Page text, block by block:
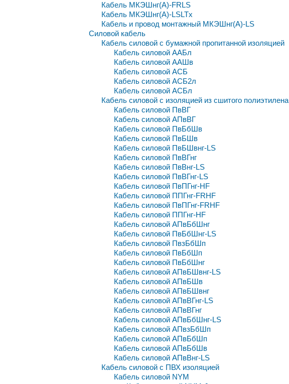
Кабель МКЭШнг(А)-FRLS
Кабель МКЭШнг(А)-LSLTx
Кабель и провод монтажный МКЭШнг(А)-LS
Силовой кабель
Кабель силовой с бумажной пропитанной изоляцией
Кабель силовой ААБл
Кабель силовой ААШв
Кабель силовой АСБ
Кабель силовой АСБ2л
Кабель силовой АСБл
Кабель силовой с изоляцией из сшитого полиэтилена
Кабель силовой ПвВГ
Кабель силовой АПвВГ
Кабель силовой ПвБбШв
Кабель силовой ПвБШв
Кабель силовой ПвБШвнг-LS
Кабель силовой ПвВГнг
Кабель силовой ПвВнг-LS
Кабель силовой ПвВГнг-LS
Кабель силовой ПвПГнг-HF
Кабель силовой ППГнг-FRHF
Кабель силовой ПвПГнг-FRHF
Кабель силовой ППГнг-HF
Кабель силовой АПвБбШнг
Кабель силовой ПвБбШнг-LS
Кабель силовой ПвзБбШп
Кабель силовой ПвБбШп
Кабель силовой ПвБбШнг
Кабель силовой АПвБШвнг-LS
Кабель силовой АПвБШв
Кабель силовой АПвБШвнг
Кабель силовой АПвВГнг-LS
Кабель силовой АПвВГнг
Кабель силовой АПвБбШнг-LS
Кабель силовой АПвзБбШп
Кабель силовой АПвБбШп
Кабель силовой АПвБбШв
Кабель силовой АПвВнг-LS
Кабель силовой с ПВХ изоляцией
Кабель силовой NYM